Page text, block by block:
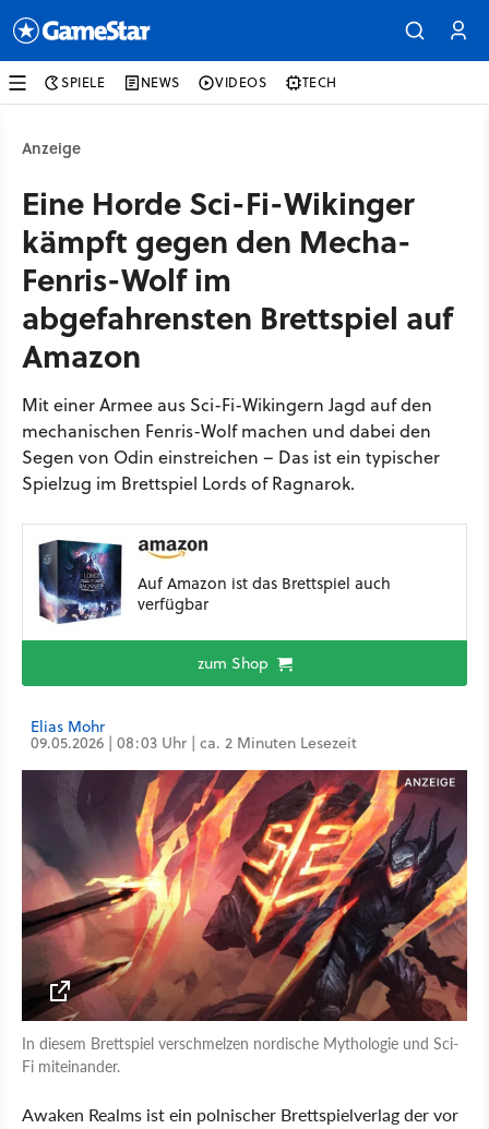
SPIELE NEWS VIDEOS TECH
Anzeige
Eine Horde Sci-Fi-Wikinger
kämpft gegen den Mecha-
Fenris-Wolf im
abgefahrensten Brettspiel auf
Amazon
Mit einer Armee aus Sci-Fi-Wikingern Jagd auf den
mechanischen Fenris-Wolf machen und dabei den
Segen von Odin einstreichen – Das ist ein typischer
Spielzug im Brettspiel Lords of Ragnarok.
Auf Amazon ist das Brettspiel auch
verfügbar
zum Shop
Elias Mohr
09.05.2026 | 08:03 Uhr | ca. 2 Minuten Lesezeit
In diesem Brettspiel verschmelzen nordische Mythologie und Sci-
Fi miteinander.
Awaken Realms ist ein polnischer Brettspielverlag der vor